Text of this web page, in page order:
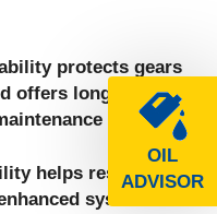
OIL
ADVISOR
protects gears
offers long
costs.
helps resist
system